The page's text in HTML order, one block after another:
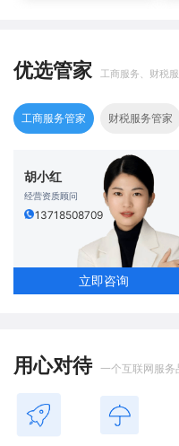
优选管家 工商服务、财税
工商服务管家 财税服务管家
胡小红
经营资质顾问
13718508709
立即咨询
用心对待 一个互联网服务